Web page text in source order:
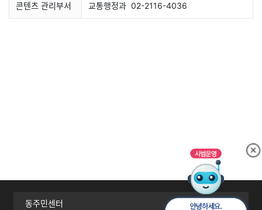
콘텐츠 관리부서 교통행정과 02-2116-4036
동주민센터